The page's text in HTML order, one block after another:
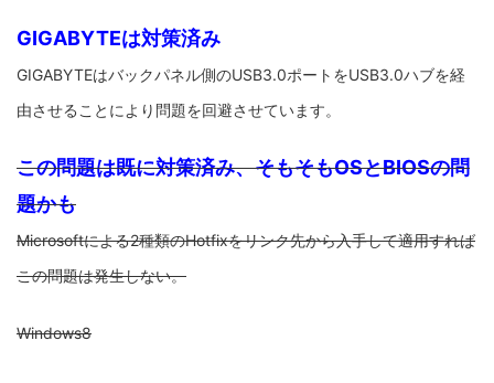
GIGABYTEは対策済み
GIGABYTEはバックパネル側のUSB3.0ポートをUSB3.0ハブを経
由させることにより問題を回避させています。
この問題は既に対策済み、そもそもOSとBIOSの問
題かも
Microsoftによる2種類のHotfixをリンク先から入手して適用すれば
この問題は発生しない。
Windows8